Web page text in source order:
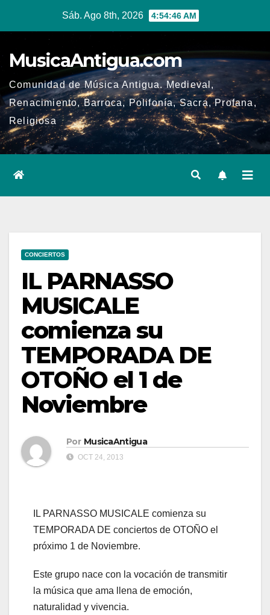
Sáb. Ago 8th, 2026 4:54:46 AM
MusicaAntigua.com
Comunidad de Música Antigua. Medieval,
Renacimiento, Barroca, Polifonía, Sacra, Profana,
Religiosa
CONCIERTOS
IL PARNASSO
MUSICALE
comienza su
TEMPORADA DE
OTOÑO el 1 de
Noviembre
Por MusicaAntigua
OCT 24, 2013
IL PARNASSO MUSICALE comienza su
TEMPORADA DE conciertos de OTOÑO el
próximo 1 de Noviembre.
Este grupo nace con la vocación de transmitir
la música que ama llena de emoción,
naturalidad y vivencia.